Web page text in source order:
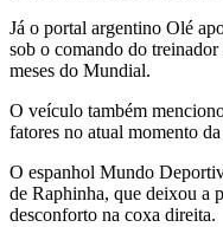
Já o portal argentino Olé
sob o comando do
meses do Mundial.
O veículo também
fatores no atual momento
O espanhol Mundo
de Raphinha, que deixou a
desconforto na coxa direita.